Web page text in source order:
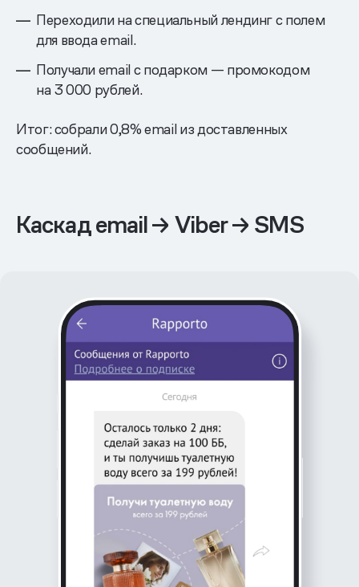
Переходили на специальный лендинг с полем
для ввода email.
Получали email с подарком — промокодом
на 3 000 рублей.
Итог: собрали 0,8% email из доставленных
сообщений.
Каскад email → Viber → SMS